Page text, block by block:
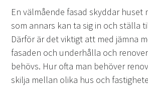
En välmående fasad skyddar huset
som annars kan ta sig in och ställa
Därför är det viktigt att med jämna
fasaden och underhålla och
behövs. Hur ofta man behöver
skilja mellan olika hus och